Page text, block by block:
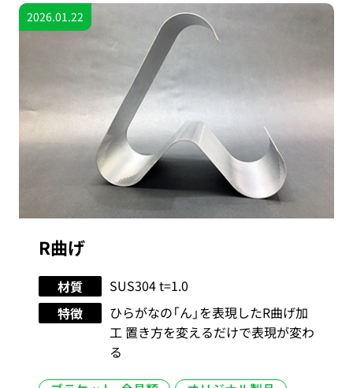
2026.01.22
高精度曲げ加工
材質
SUS304、ジンコートQS1
特徴
高精度曲げ加工 特型など起こさず加
工